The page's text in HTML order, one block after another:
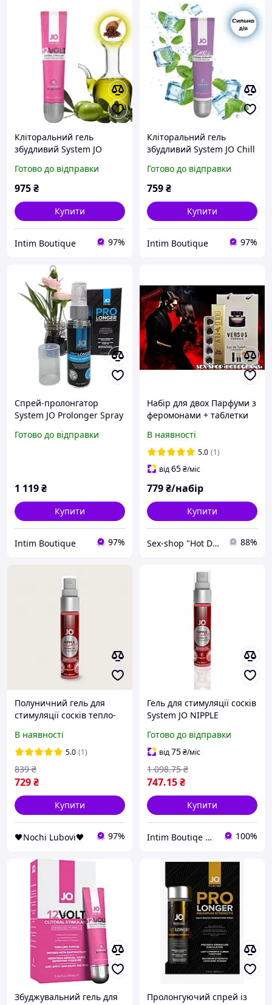
Кліторальний гель
збудливий System JO
Оригінал, термін-
придатності до 02/2026
Готово до відправки
975₴
Купити
Intim Boutique 97%
Кліторальний гель
збудливий System JO Chill
Оригінал
Готово до відправки
759₴
Купити
Intim Boutique 97%
Спрей-пролонгатор
System JO Prolonger Spray
Пролонгувальний засіб
Готово до відправки
1 119₴
Купити
Intim Boutique 97%
Набір для двох Парфуми з
феромонами + таблетки
сексу+жіночий збудник
В наявності
5.0 (1)
від65₴/міс
779₴/набір
Купити
Sex-shop "Hot Dreams" 88%
Полуничний гель для
стимуляції сосків тепло-
Titillator Strawberry (30
мл)
В наявності
5.0 (1)
729₴
839 ₴
Купити
🖤Nochi Lubovi🖤 97%
Гель для стимуляції сосків
System JO NIPPLE
(30 мл)
Готово до відправки
від75₴/міс
747.15₴
1 098.75 ₴
Купити
Intim Boutiqe 777Shop 100%
Збуджувальний гель для
Пролонгуючий спрей із